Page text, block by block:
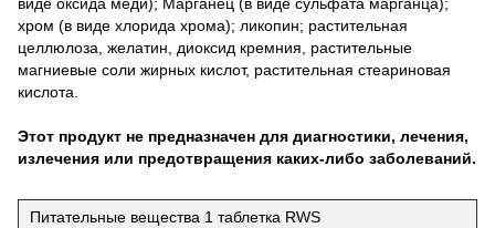
виде оксида меди); Марганец (в виде сульфата марганца);
хром (в виде хлорида хрома); ликопин; растительная
целлюлоза, желатин, диоксид кремния, растительные
магниевые соли жирных кислот, растительная стеариновая
кислота.
Этот продукт не предназначен для диагностики, лечения,
излечения или предотвращения каких-либо заболеваний.
Питательные вещества 1 таблетка RWS